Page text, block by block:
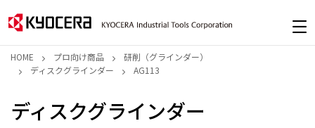
HOME プロ向け商品
研削（グラインダー）
ディスクグラインダー
AG113
ディスクグラインダー